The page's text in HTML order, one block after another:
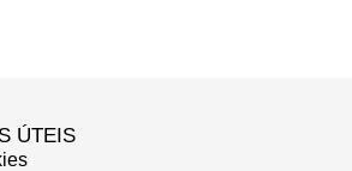
ÚTEIS